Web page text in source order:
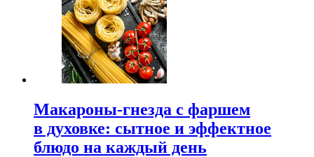
Макароны-гнезда с фаршем
в духовке: сытное и эффектное
блюдо на каждый день